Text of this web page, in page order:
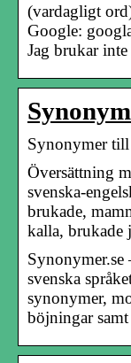
(vardagligt
Google:
Jag brukar
Synonymer
Översättning
svenska-
brukade,
kalla, brukade
Synonymer.se
svenska
synonymer,
böjningar